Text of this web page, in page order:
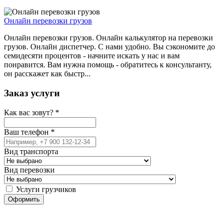
Онлайн перевозки грузов
Онлайн перевозки грузов. Онлайн калькулятор на перевозки
грузов. Онлайн диспетчер. С нами удобно. Вы сэкономите до
семидесяти процентов - начните искать у нас и вам
понравится. Вам нужна помощь - обратитесь к консультанту,
он расскажет как быстр...
Заказ услуги
Как вас зовут? *
Ваш телефон *
Вид транспорта
Вид перевозки
Услуги грузчиков